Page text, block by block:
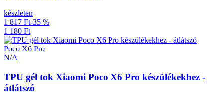
készleten
1 817 Ft-35 %
1 180 Ft
Poco X6 Pro
N/A
TPU gél tok Xiaomi Poco X6 Pro készülékekhez -
átlátszó